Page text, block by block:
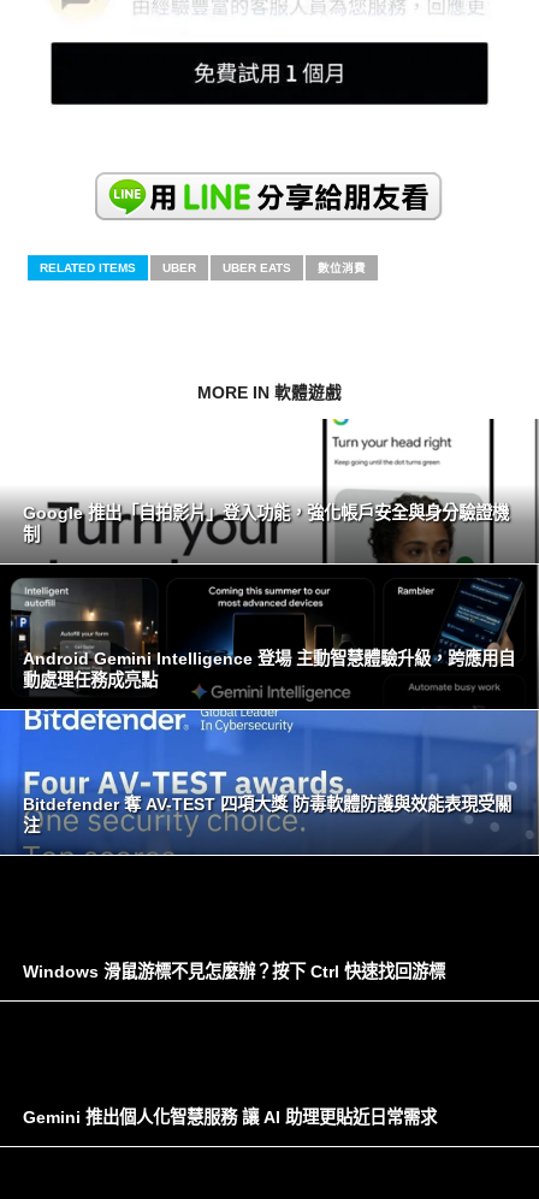
RELATED ITEMS UBER UBER EATS 數位消費
MORE IN 軟體遊戲
Google 推出「自拍影片」登入功能，強化帳戶安全與身分驗證機
制
Android Gemini Intelligence 登場 主動智慧體驗升級，跨應用自
動處理任務成亮點
Bitdefender 奪 AV-TEST 四項大獎 防毒軟體防護與效能表現受關
注
Windows 滑鼠游標不見怎麼辦？按下 Ctrl 快速找回游標
Gemini 推出個人化智慧服務 讓 AI 助理更貼近日常需求